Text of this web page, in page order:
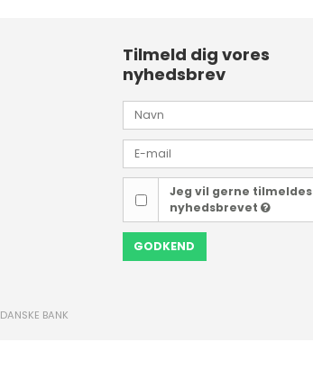
Tilmeld dig vores
nyhedsbrev
Jeg vil gerne tilmeldes
nyhedsbrevet
GODKEND
BANK